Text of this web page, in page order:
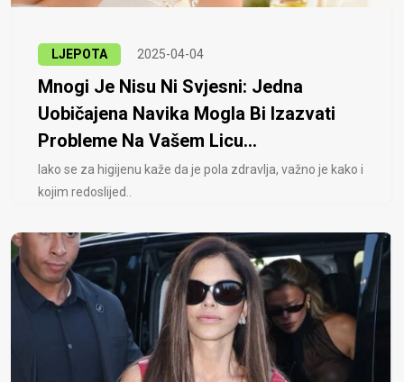
LJEPOTA 2025-04-04
Mnogi Je Nisu Ni Svjesni: Jedna
Uobičajena Navika Mogla Bi Izazvati
Probleme Na Vašem Licu...
Iako se za higijenu kaže da je pola zdravlja, važno je kako i
kojim redoslijed..